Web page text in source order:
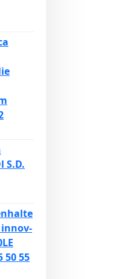
S.D.
50 55